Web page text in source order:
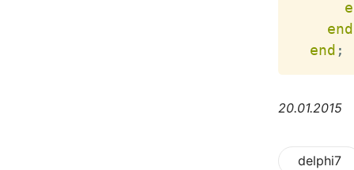
end
end ;
20.01.2015
delphi7